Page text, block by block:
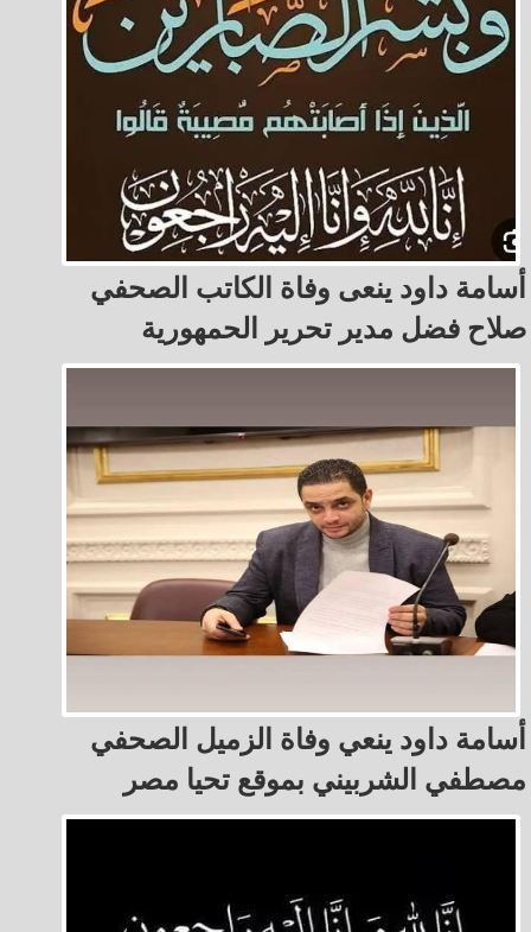
أسامة داود ينعى وفاة الكاتب الصحفي
صلاح فضل مدير تحرير الحمهورية
أسامة داود ينعي وفاة الزميل الصحفي
مصطفي الشربيني بموقع تحيا مصر